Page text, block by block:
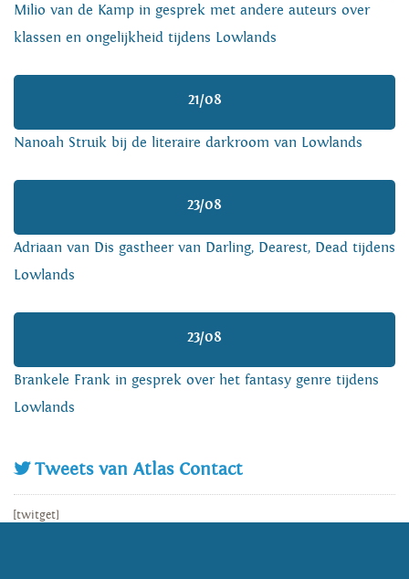
Milio van de Kamp in gesprek met andere auteurs over
klassen en ongelijkheid tijdens Lowlands
21/08
Nanoah Struik bij de literaire darkroom van Lowlands
23/08
Adriaan van Dis gastheer van Darling, Dearest, Dead tijdens
Lowlands
23/08
Brankele Frank in gesprek over het fantasy genre tijdens
Lowlands
Tweets van Atlas Contact
[twitget]